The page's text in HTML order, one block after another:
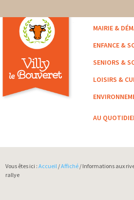
Villy-le-
MAIRIE &
ENFANCE &
SENIORS &
LOISIRS &
AU
Vous êtes ici :Accueil /Affiché / Informations aux
rallye